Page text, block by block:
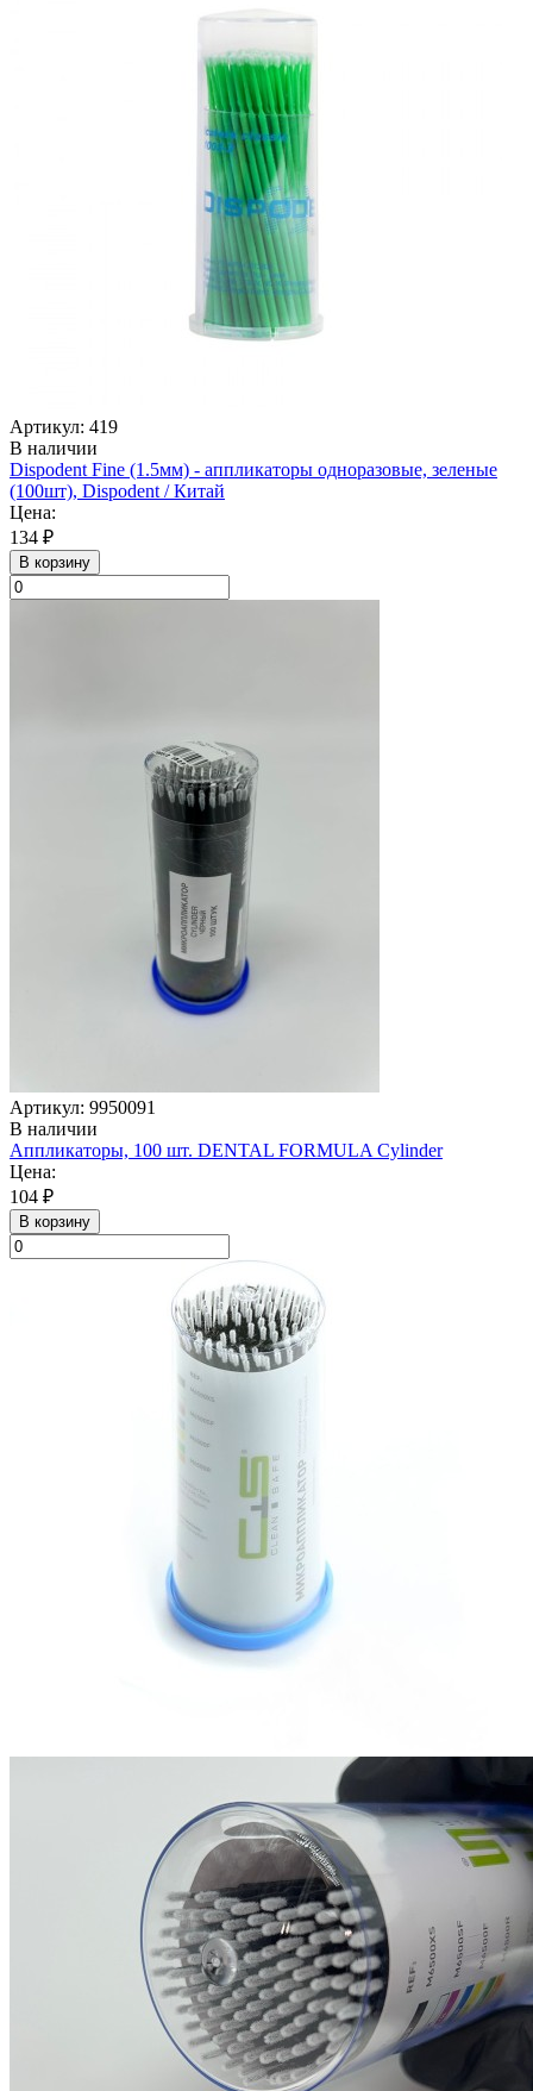
Артикул: 419
В наличии
Dispodent Fine (1.5мм) - аппликаторы одноразовые, зеленые
(100шт), Dispodent / Китай
Цена:
134 ₽
В корзину
Артикул: 9950091
В наличии
Аппликаторы, 100 шт. DENTAL FORMULA Cylinder
Цена:
104 ₽
В корзину